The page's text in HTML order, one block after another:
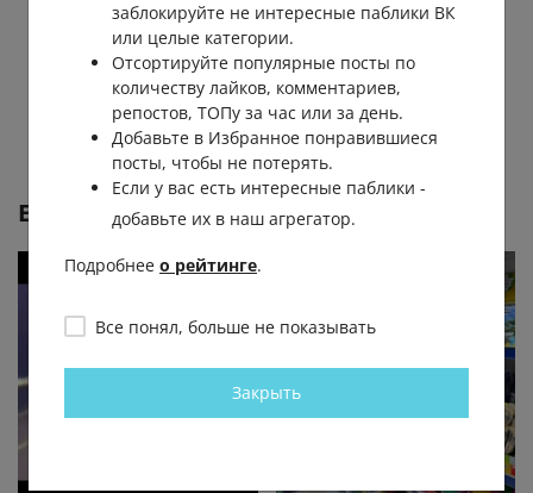
Еще от О, Курган
заблокируйте не интересные паблики ВК
или целые категории.
Отсортируйте популярные посты по
количеству лайков, комментариев,
репостов, ТОПу за час или за день.
Добавьте в Избранное понравившиеся
посты, чтобы не потерять.
Если у вас есть интересные паблики -
добавьте их в наш агрегатор.
Подробнее о рейтинге.
Все понял, больше не показывать
Закрыть